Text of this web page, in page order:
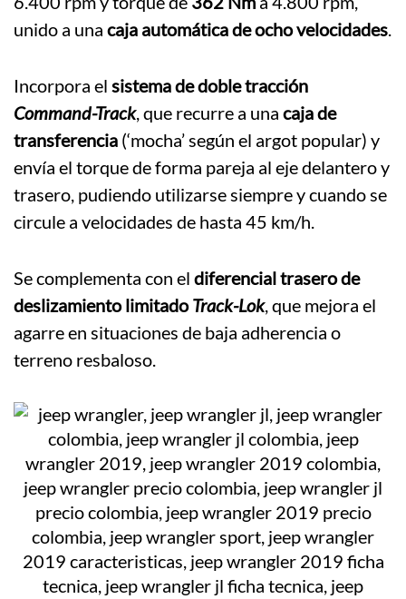
unido a una caja automática de ocho velocidades.
Incorpora el sistema de doble tracción
Command-Track, que recurre a una caja de
transferencia (‘mocha’ según el argot popular) y
envía el torque de forma pareja al eje delantero y
trasero, pudiendo utilizarse siempre y cuando se
circule a velocidades de hasta 45 km/h.
Se complementa con el diferencial trasero de
deslizamiento limitadoTrack-Lok, que mejora el
agarre en situaciones de baja adherencia o
terreno resbaloso.